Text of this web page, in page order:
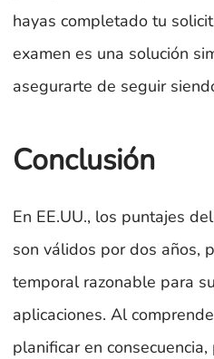
hayas completado tu
examen es una solución
asegurarte de seguir
Conclusión
En EE.UU., los puntajes
son válidos por dos años,
temporal razonable para
aplicaciones. Al
planificar en